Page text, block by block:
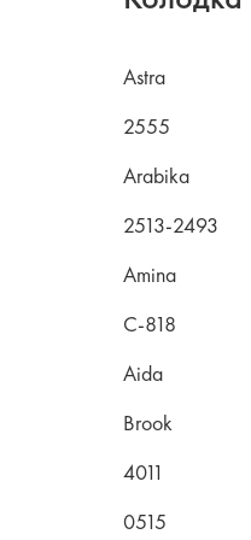
Astra
2555
Arabika
2513-2493
Amina
C-818
Aida
Brook
4011
0515